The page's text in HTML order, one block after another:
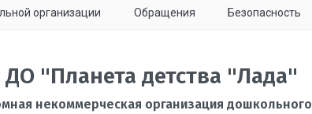
организации Обращения Безопасность
"Планета детства "Лада"
некоммерческая организация дошкольного